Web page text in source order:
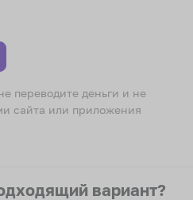
переводите деньги и не
сайта или приложения
вариант?